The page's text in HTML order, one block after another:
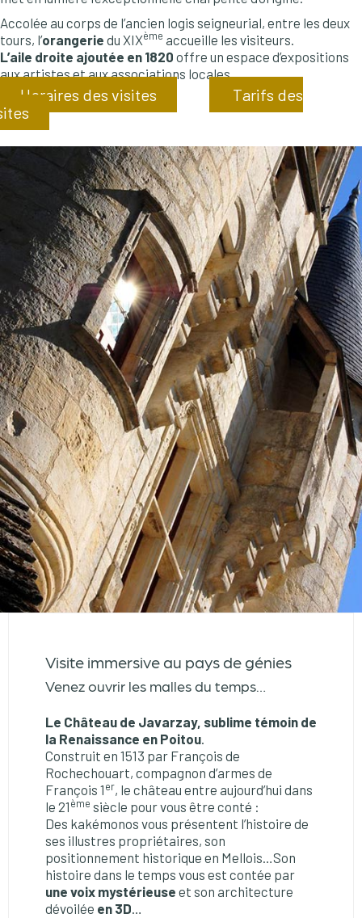
Accolée au corps de l’ancien logis seigneurial, entre les deux
tours, l’orangerie du XIXème accueille les visiteurs.
L’aile droite ajoutée en 1820 offre un espace d’expositions
aux artistes et aux associations locales.
Horaires des visites
Tarifs des
Visite immersive au pays de génies
Venez ouvrir les malles du temps…
Le Château de Javarzay, sublime témoin de
la Renaissance en Poitou.
Construit en 1513 par François de
Rochechouart, compagnon d’armes de
François 1er, le château entre aujourd’hui dans
le 21ème siècle pour vous être conté :
Des kakémonos vous présentent l’histoire de
ses illustres propriétaires, son
positionnement historique en Mellois…Son
histoire dans le temps vous est contée par
une voix mystérieuse et son architecture
dévoilée en 3D…